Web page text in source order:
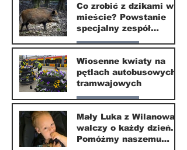
Co zrobić z dzikami w
mieście? Powstanie
specjalny zespół
ekspertów
Nasze miasto
20 kwi
Wiosenne kwiaty na
pętlach autobusowych i
tramwajowych
Nasze miasto
20 kwi
Mały Luka z Wilanowa
walczy o każdy dzień.
Pomóżmy naszemu